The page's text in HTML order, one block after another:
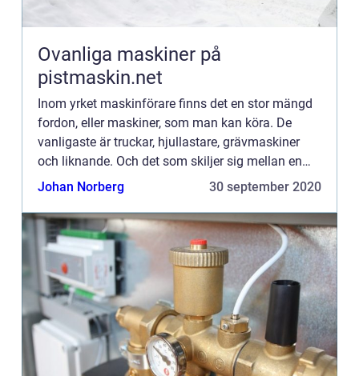
Ovanliga maskiner på
pistmaskin.net
Inom yrket maskinförare finns det en stor mängd
fordon, eller maskiner, som man kan köra. De
vanligaste är truckar, hjullastare, grävmaskiner
och liknande. Och det som skiljer sig mellan en
maskin och ett fordon är att huvuduppgiften är att
Johan Norberg 30 september 2020